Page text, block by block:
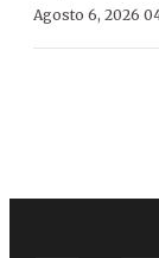
Agosto 6, 2026